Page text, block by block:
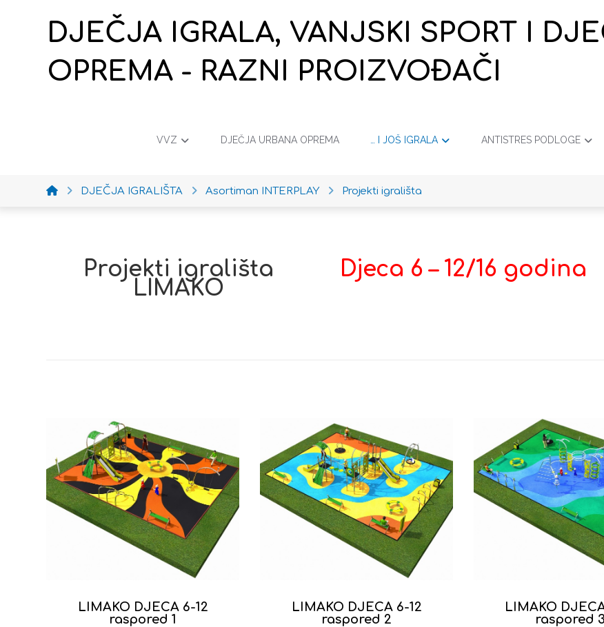
DJEČJA IGRALA, VANJSKI SPORT I
OPREMA - RAZNI PROIZVOĐAČI
VVZ DJEČJA URBANA OPREMA … I JOŠ IGRALA ANTISTRES PODLOGE
DJEČJA IGRALIŠTA Asortiman INTERPLAY Projekti igrališta
Projekti igrališta
LIMAKO
Djeca 6 – 12/16 godina
LIMAKO DJECA 6-12
raspored 1
LIMAKO DJECA 6-12
raspored 2
LIMAKO
raspored 3